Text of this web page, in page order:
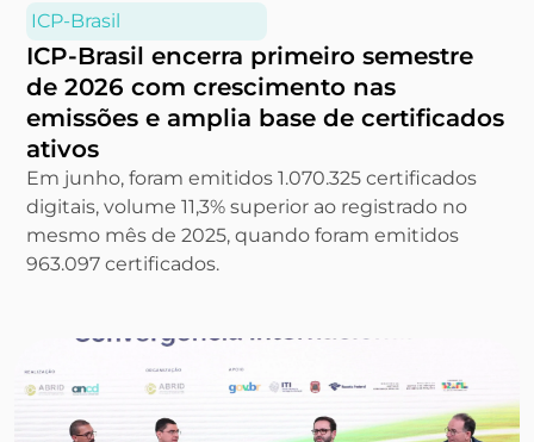
ICP-Brasil
ICP-Brasil encerra primeiro semestre
de 2026 com crescimento nas
emissões e amplia base de certificados
ativos
Em junho, foram emitidos 1.070.325 certificados
digitais, volume 11,3% superior ao registrado no
mesmo mês de 2025, quando foram emitidos
963.097 certificados.